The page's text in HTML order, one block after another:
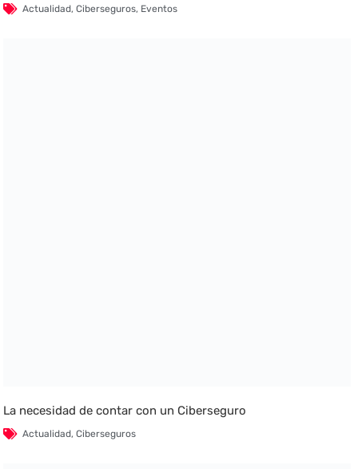
Actualidad,Ciberseguros, Eventos
La necesidad de contar con un Ciberseguro
Actualidad,Ciberseguros